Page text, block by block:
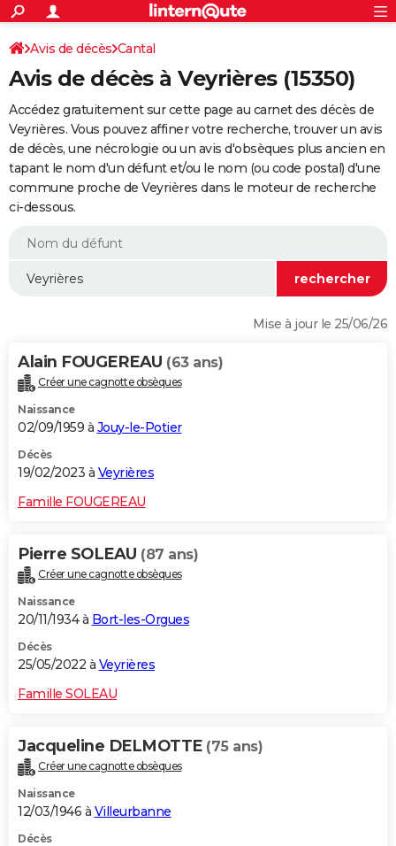
ACTUALITÉS
Politique
Société
Faits Divers
Education
Monde
Villes
+
SPORT
Coupe du monde 2026
Football
Tennis
Cyclisme
Rugby
Forum
Programme TV
TNT
Streaming
Cinéma
Sorties cinéma
Musique
+
FINANCE
Retraite
Epargne
Immobilier
Risques naturels par ville
Assurance
AUTO
Essais
Réserver un essai
Citadines
Berlines
SUV
Forum auto
+HIGH-TECH
BRICOLAGE
WEEK-END
Alimentation
Guide de la santé
Maladies
Médicaments
Sommeil
VOYAGE
Destinations
City break
Voyage nature
Voyage de noces
Forum
Climat
+PHOTO
GUIDES D'ACHAT
Carte de Noël
Carte Bonne année
Carte Saint-Valentin
Carte Pâques
Carte d'anniversaire
DICTIONNAIRE
Dictionnaire
Biographies
Citations
Expressions
Proverbes
PROGRAMME TV
S'inscrire
Se connecter
Lycées
Collèges
Primaires
Universités
Entreprises
Service militaire
Avis de recherche
AVIS DE DÉCÈS
FORUM
Avis de décès Cantal
Avis de décès à Veyrières (15350)
Accédez gratuitement sur cette page au carnet des décès de
Veyrières. Vous pouvez affiner votre recherche, trouver un avis
de décès, une nécrologie ou un avis d'obsèques plus ancien en
tapant le nom d'un défunt et/ou le nom (ou code postal) d'une
commune proche de Veyrières dans le moteur de recherche
ci-dessous.
Mise à jour le 25/06/26
Alain FOUGEREAU (63 ans)
Créer une cagnotte obsèques
Naissance
02/09/1959 à Jouy-le-Potier
Décès
19/02/2023 à Veyrières
Famille FOUGEREAU
Pierre SOLEAU (87 ans)
Créer une cagnotte obsèques
Naissance
20/11/1934 à Bort-les-Orgues
Décès
25/05/2022 à Veyrières
Famille SOLEAU
Jacqueline DELMOTTE (75 ans)
Créer une cagnotte obsèques
Naissance
12/03/1946 à Villeurbanne
Décès